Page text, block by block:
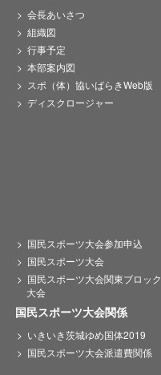
会長あいさつ
組織図
行事予定
本部案内図
スポ（体）協いばらきWeb版
ディスクロージャー
国民スポーツ大会参加申込
国民スポーツ大会
国民スポーツ大会関東ブロック
大会
国民スポーツ大会関係
いきいき茨城ゆめ国体2019
国民スポーツ大会派遣費関係